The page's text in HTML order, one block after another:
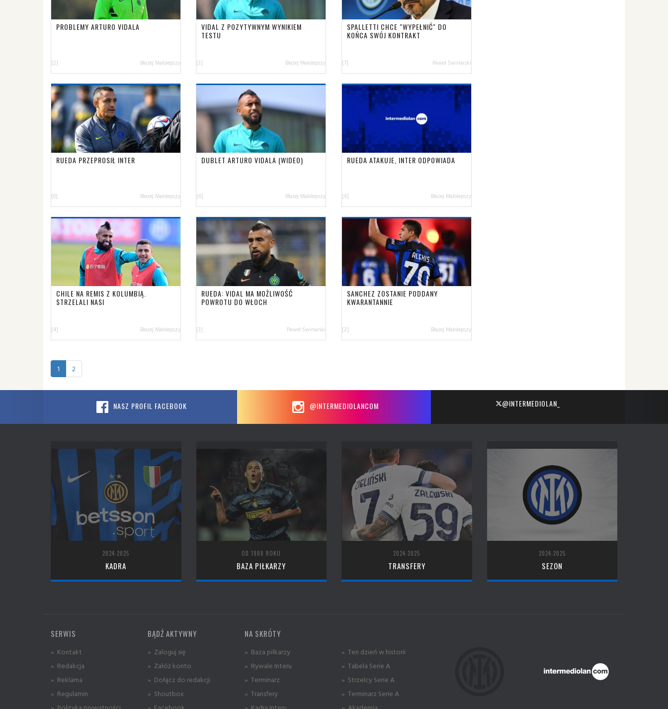
PROBLEMY ARTURO VIDALA
[2] Błażej Małolepszy
VIDAL Z POZYTYWNYM WYNIKIEM
TESTU
[3] Błażej Małolepszy
SPALLETTI CHCE "WYPEŁNIĆ" DO
KOŃCA SWÓJ KONTRAKT
[7] Paweł Świnarski
RUEDA PRZEPROSIŁ INTER
[0] Błażej Małolepszy
DUBLET ARTURO VIDALA (WIDEO)
[6] Błażej Małolepszy
RUEDA ATAKUJE, INTER ODPOWIADA
[6] Błażej Małolepszy
CHILE NA REMIS Z KOLUMBIĄ.
STRZELALI NASI
[4] Błażej Małolepszy
RUEDA: VIDAL MA MOŻLIWOŚĆ
POWROTU DO WŁOCH
[3] Paweł Świnarski
SANCHEZ ZOSTANIE PODDANY
KWARANTANNIE
[2] Błażej Małolepszy
1 2
NASZ PROFIL FACEBOOK @INTERMEDIOLANCOM @INTERMEDIOLAN_
2024-2025
KADRA
OD 1908 ROKU
BAZA PIŁKARZY
2024-2025
TRANSFERY
2024-2025
SEZON
SERWIS
» Kontakt
» Redakcja
» Reklama
» Regulamin
BĄDŹ AKTYWNY
» Zaloguj się
» Załóż konto
» Dołącz do redakcji
» Shoutbox
NA SKRÓTY
» Baza piłkarzy
» Rywale Interu
» Terminarz
» Transfery
» Ten dzień w historii
» Tabela Serie A
» Strzelcy Serie A
» Terminarz Serie A